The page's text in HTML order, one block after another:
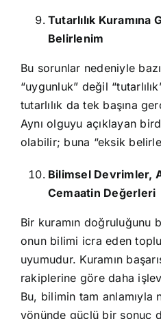
Tutarlılık Kuramına
Belirlenim
Bu sorunlar nedeniyle
“uygunluk” değil
tutarlılık da tek başına
Aynı olguyu açıklayan
olabilir; buna “eksik
Bilimsel Devrimler,
Cemaatin Değerleri
Bir kuramın doğruluğunu
onun bilimi icra eden
uyumudur. Kuramın
rakiplerine göre daha
Bu, bilimin tam anlamıyla
yönünde güçlü bir sonuç